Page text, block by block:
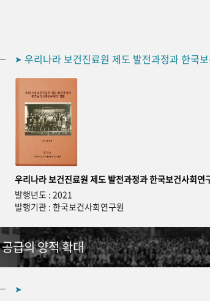
➤ 우리나라 보건진료원 제도 발전과정과 한국
우리나라 보건진료원 제도 발전과정과 한국보건사회연
발행년도 : 2021
발행기관 : 한국보건사회연구원
급의 양적 확대
➤